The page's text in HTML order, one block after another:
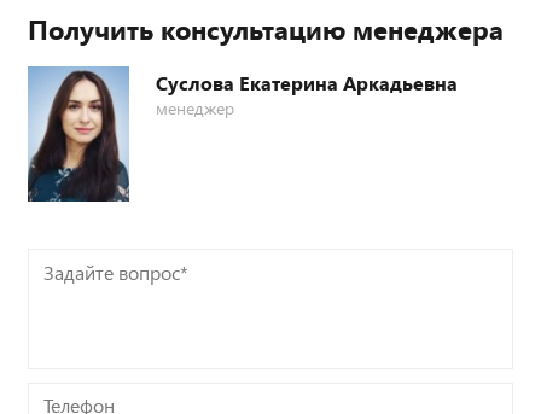
Получить консультацию менеджера
Суслова Екатерина Аркадьевна
менеджер
Задайте
вопрос*
Телефон